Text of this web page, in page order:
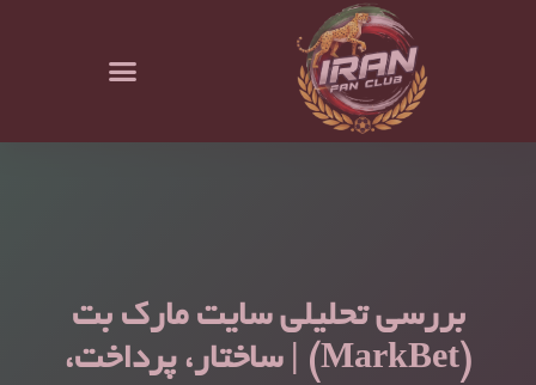
بررسی تحلیلی سایت مارک بت
(MarkBet) | ساختار، پرداخت،